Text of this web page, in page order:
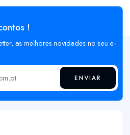
!
as melhores novidades no seu e-
ENVIAR